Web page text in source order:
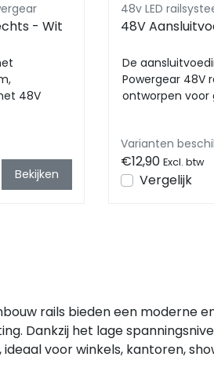
- Wit
48V
Bekijken
48v LED
48V
De
Powergear 48V
ontworpen voor
Varianten
€12,90 Excl. btw
Vergelijk
rails bieden een moderne
Dankzij het lage
voor winkels, kantoren,